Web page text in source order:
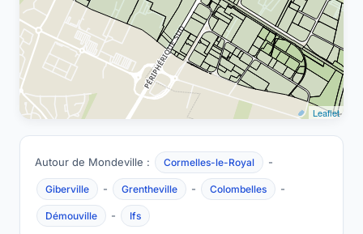
Leaflet
Autour de Mondeville : Cormelles-le-Royal -
Giberville - Grentheville - Colombelles -
Démouville - Ifs